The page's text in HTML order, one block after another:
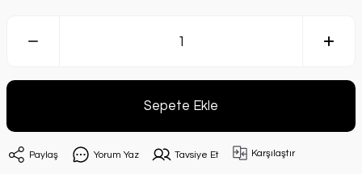
Sepete Ekle
Paylaş Yorum Yaz Tavsiye Et Karşılaştır